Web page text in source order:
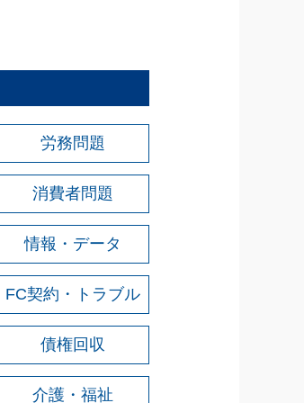
労務問題
消費者問題
情報・データ
FC契約・トラブル
債権回収
介護・福祉